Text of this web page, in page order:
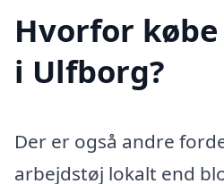
Hvorfor
i Ulfborg?
Der er også andre
arbejdstøj lokalt end